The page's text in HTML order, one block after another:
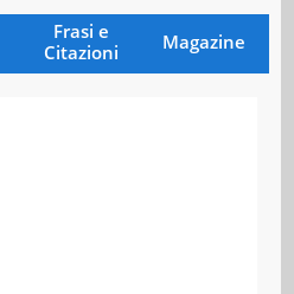
Frasi e
Citazioni
Magazine